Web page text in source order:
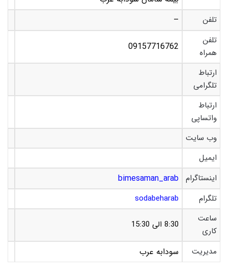
تلفن –
تلفن
همراه
09157716762
ارتباط
تلگرامی
ارتباط
واتساپی
وب سایت
ایمیل
اینستاگرام bimesaman_arab
تلگرام
sodabeharab
ساعت
کاری
8:30 الی 15:30
مدیریت سودابه عرب